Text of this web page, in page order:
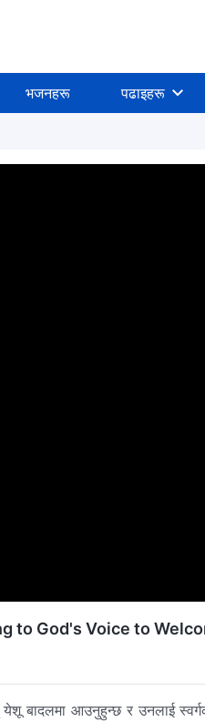
भजनहरू पढाइहरू
to God's Voice to
बादलमा आउनुहुन्छ र उनलाई